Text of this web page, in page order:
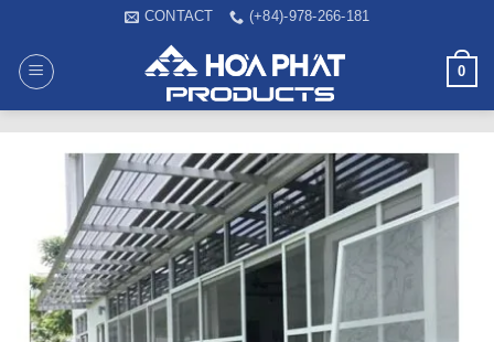
content
CONTACT (+84)-978-266-181
0